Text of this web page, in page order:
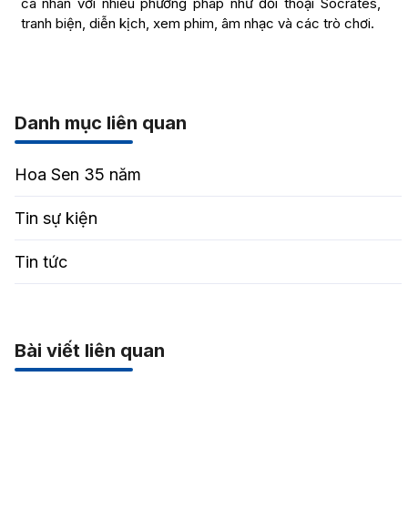
tranh biện, diễn kịch, xem phim, âm nhạc và các trò chơi.
Danh mục liên quan
Hoa Sen 35 năm
Tin sự kiện
Tin tức
Bài viết liên quan